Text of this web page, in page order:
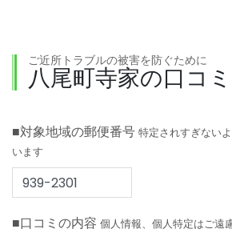
ご近所トラブルの被害を防ぐために
八尾町寺家の口コ
■対象地域の郵便番号 特定されすぎない
います
■口コミの内容 個人情報、個人特定はご遠